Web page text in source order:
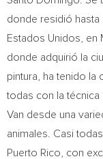
donde residió hasta
Estados Unidos, en
donde adquirió la
pintura, ha tenido la
todas con la técnica
Van desde una
animales. Casi
Puerto Rico , con